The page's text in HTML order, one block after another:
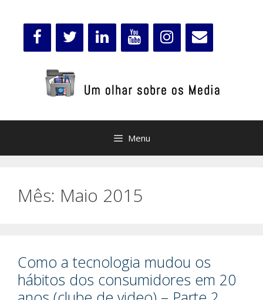
Menu
Mês: Maio 2015
Como a tecnologia mudou os
hábitos dos consumidores em 20